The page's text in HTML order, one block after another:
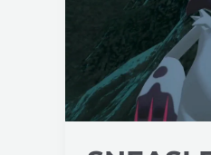
análisis
competitivo
completo